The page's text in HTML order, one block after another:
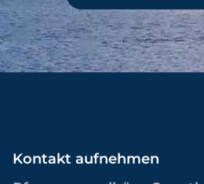
Kontakt aufnehmen